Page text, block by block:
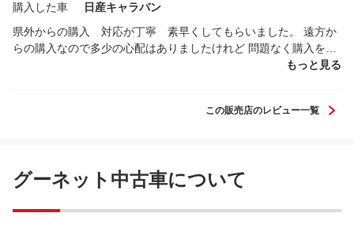
購入した車
日産キャラバン
県外からの購入 対応が丁寧 素早くしてもらいました。 遠方か
らの購入なので多少の心配はありましたけれど 問題なく購入を決
もっと見る
この販売店のレビュー一覧
グーネット中古車について